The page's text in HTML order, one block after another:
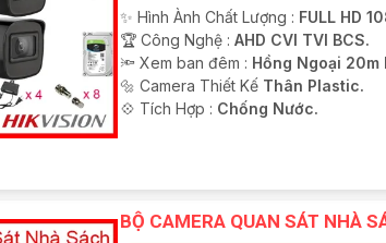
✨ Hình Ành Chất Lượng : FULL HD
🏆 Công Nghệ : AHD CVI TVI BCS.
🔦 Xem ban đêm : Hồng Ngoại 20m
🔩 Camera Thiết Kế Thân Plastic.
️💠 Tích Hợp : Chống Nước.
BỘ CAMERA QUAN SÁT NHÀ